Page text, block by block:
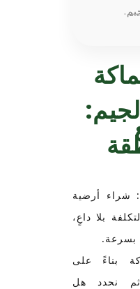
.
شراء أرضية
بلا داعٍ،
بسرعة.
بناءً على
ثم نحدد هل